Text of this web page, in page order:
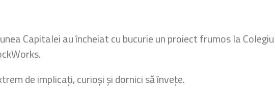
Capitalei au încheiat cu bucurie un proiect frumos la
de implicați, curioși și dornici să învețe.